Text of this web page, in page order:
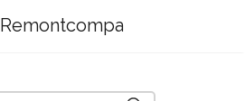
Remontcompa